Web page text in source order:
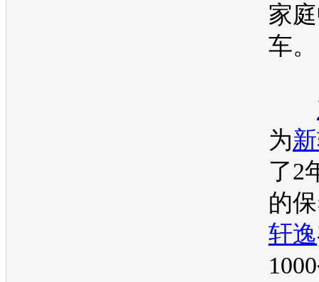
家
车。
为
了2
的
轩逸